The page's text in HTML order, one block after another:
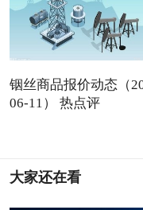
铟丝商品报价动态（
06-11） 热点评
大家还在看